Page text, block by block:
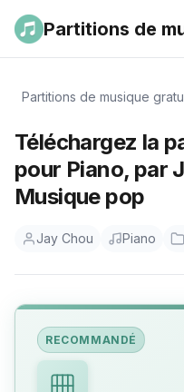
Partitions de
Partitions de musique
Téléchargez la
pour Piano, par
Musique pop
Jay Chou Piano
RECOMMANDÉ